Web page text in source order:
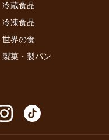
冷蔵食品
冷凍食品
世界の食
製菓・製パン